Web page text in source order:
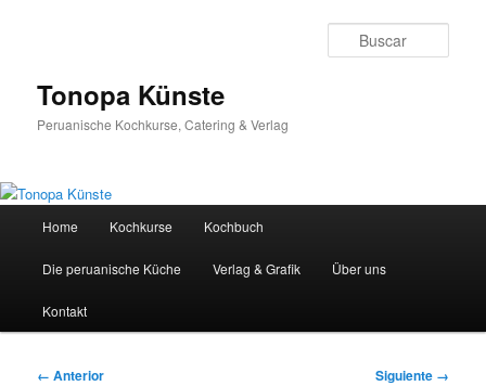
Tonopa Künste
Peruanische Kochkurse, Catering & Verlag
principal
Home Kochkurse Kochbuch
Die peruanische Küche Verlag & Grafik Über uns
Kontakt
Navegador
← Anterior Siguiente →